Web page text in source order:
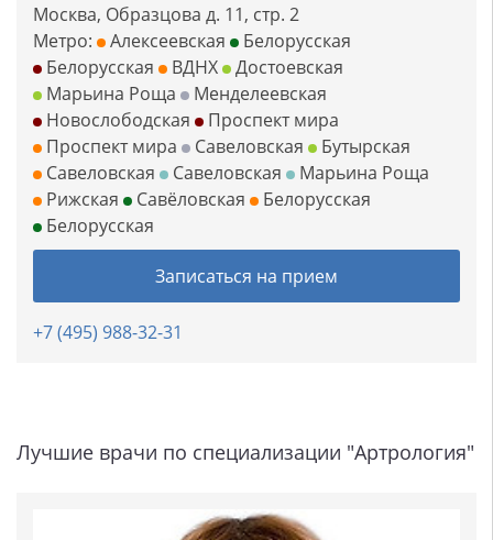
Москва, Образцова д. 11, стр. 2
Метро:
Алексеевская
Белорусская
Белорусская
ВДНХ
Достоевская
Марьина Роща
Менделеевская
Новослободская
Проспект мира
Проспект мира
Савеловская
Бутырская
Савеловская
Савеловская
Марьина Роща
Рижская
Савёловская
Белорусская
Белорусская
Записаться на прием
+7 (495) 988-32-31
Лучшие врачи по специализации "Артрология"